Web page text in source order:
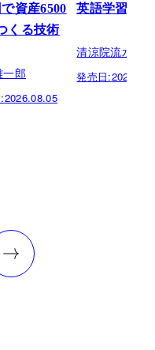
資産6500
くる技術
一郎
2026.08.05
英語学習法
清涼院流水
発売日: